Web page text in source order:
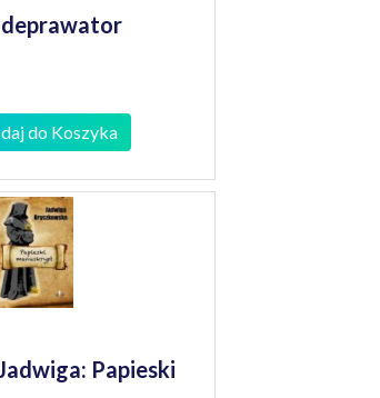
deprawator
do Koszyka
Papieski